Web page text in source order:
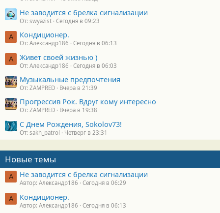
Не заводится с брелка сигнализации
От: swyazist Сегодня в 09:23
А Кондиционер.
От: Александр186 Сегодня в 06:13
А Живет своей жизнью )
От: Александр186 Сегодня в 06:03
Музыкальные предпочтения
От: ZAMPRED Вчера в 21:39
Прогрессив Рок. Вдруг кому интересно
От: ZAMPRED Вчера в 19:38
С Днем Рождения, Sokolov73!
От: sakh_patrol Четверг в 23:31
Новые темы
А Не заводится с брелка сигнализации
Автор: Александр186 Сегодня в 06:29
А Кондиционер.
Автор: Александр186 Сегодня в 06:13